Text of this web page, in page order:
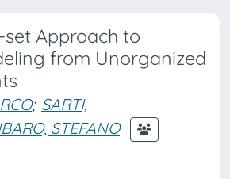
set Approach to
from Unorganized
; SARTI,
STEFANO